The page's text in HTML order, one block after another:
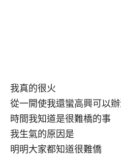
我真的很火
從一開使我還蠻高興可以
時間我知道是很難橋的事
我生氣的原因是
明明大家都知道很難僑